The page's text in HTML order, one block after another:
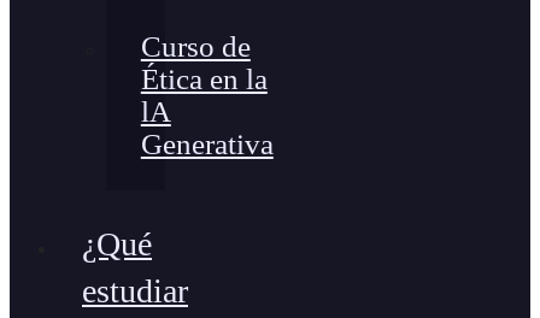
Curso de
Ética en la
lA
Generativa
¿Qué
estudiar